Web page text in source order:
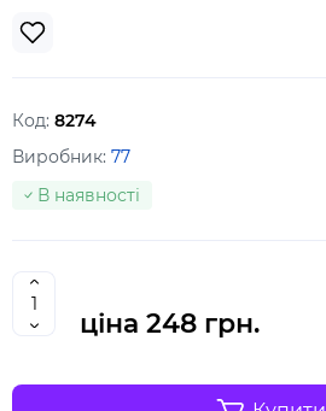
Код: 8274
Виробник: 77
В наявності
ціна 248 грн.